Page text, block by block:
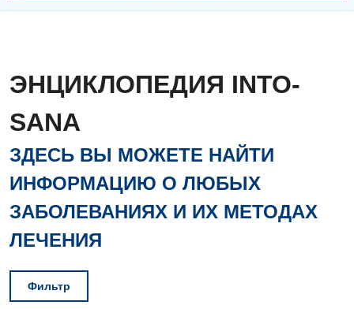
Вакансии
Мероприятия БПР
Интернатура
Энциклопедия
Диагностика
Ангиографические исследования
Диагностическое отделение
Гинекологическое отделение
ЭНЦИКЛОПЕДИЯ INTO-
SANA
ЗДЕСЬ ВЫ МОЖЕТЕ НАЙТИ
ИНФОРМАЦИЮ О ЛЮБЫХ
ЗАБОЛЕВАНИЯХ И ИХ МЕТОДАХ
ЛЕЧЕНИЯ
Фильтр